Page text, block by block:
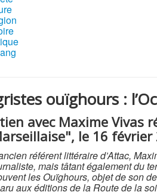
ouïghours :
avec Maxime Vivas
le 16 février
référent littéraire d’Attac,
mais tâtant également du
les Ouïghours, objet de son
aux éditions de la Route de la